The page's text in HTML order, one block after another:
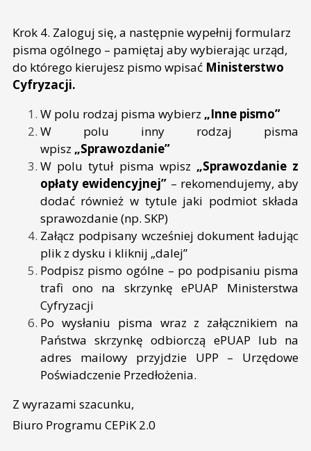
Krok 4. Zaloguj się, a następnie wypełnij formularz
pisma ogólnego – pamiętaj aby wybierając urząd,
do którego kierujesz pismo wpisać Ministerstwo
Cyfryzacji.
W polu rodzaj pisma wybierz „Inne pismo”
W polu inny rodzaj pisma
wpisz „Sprawozdanie”
W polu tytuł pisma wpisz „Sprawozdanie z
opłaty ewidencyjnej” – rekomendujemy, aby
dodać również w tytule jaki podmiot składa
sprawozdanie (np. SKP)
Załącz podpisany wcześniej dokument ładując
plik z dysku i kliknij „dalej”
Podpisz pismo ogólne – po podpisaniu pisma
trafi ono na skrzynkę ePUAP Ministerstwa
Cyfryzacji
Po wysłaniu pisma wraz z załącznikiem na
Państwa skrzynkę odbiorczą ePUAP lub na
adres mailowy przyjdzie UPP – Urzędowe
Poświadczenie Przedłożenia.
Z wyrazami szacunku,
Biuro Programu CEPiK 2.0